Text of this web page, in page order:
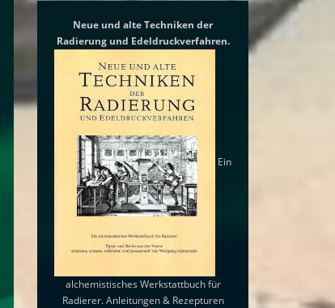
Neue und alte Techniken der
Radierung und Edeldruckverfahren.
Ein
alchemistisches Werkstattbuch für
Radierer. Anleitungen & Rezepturen